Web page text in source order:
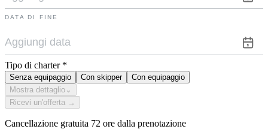
DATA DI FINE
Tipo di charter *
Senza equipaggio Con skipper
Con equipaggio
Mostra dettaglio ⌄
Ricevi un'offerta →
Cancellazione gratuita 72 ore dalla prenotazione